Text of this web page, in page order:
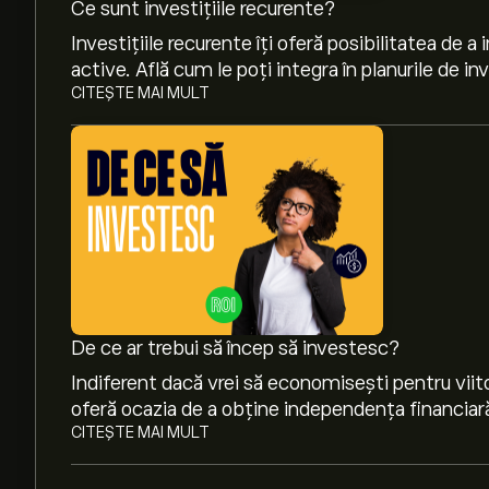
Ce sunt investițiile recurente?
Investițiile recurente îți oferă posibilitatea de a
active. Află cum le poți integra în planurile de
CITEȘTE MAI MULT
De ce ar trebui să încep să investesc?
Indiferent dacă vrei să economisești pentru
oferă ocazia de a obține independența
CITEȘTE MAI MULT
Prețul actual pentru IUSU.DE este de 110.805‎€‎
Maximul istoric al iShares USD Treasury Bond
Selectează intervalul de timp „1D” sau „1W”
mișcările de preț istorice pentru iShares USD
pentru iShares USD Treasury Bond 1-3yr